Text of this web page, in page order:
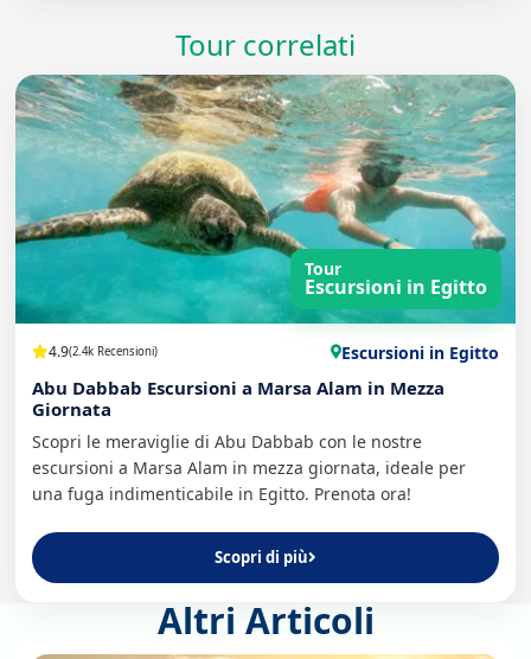
Tour correlati
Tour
Escursioni in Egitto
4.9(2.4k Recensioni) Escursioni in Egitto
Abu Dabbab Escursioni a Marsa Alam in Mezza
Giornata
Scopri le meraviglie di Abu Dabbab con le nostre
escursioni a Marsa Alam in mezza giornata, ideale per
una fuga indimenticabile in Egitto. Prenota ora!
Scopri di più
Altri Articoli